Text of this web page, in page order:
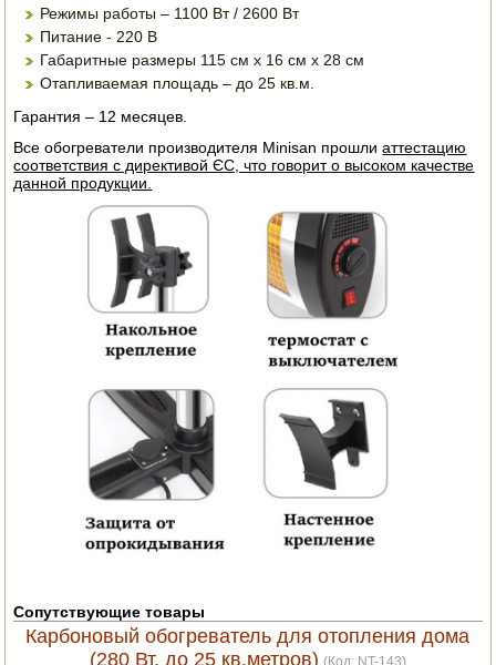
ДЛЯ ФЕРМЕРА
ОБОРУДОВАНИЕ ДЛЯ ПЧЕЛОВОДСТВА
ДОИЛЬНЫЕ АППАРАТЫ
СРЕДСТВА ОТ ВРЕДИТЕЛЕЙ
ПОСУДА ДЛЯ КУХНИ
ДУШ ДЛЯ ДАЧИ И ДОМА
МАНГАЛЫ, КОПТИЛЬНИ
ОРЕХОКОЛЫ
Режимы работы – 1100 Вт / 2600 Вт
Питание - 220 В
Габаритные размеры 115 см х 16 см х 28 см
Отапливаемая площадь – до 25 кв.м.
Гарантия – 12 месяцев.
Все обогреватели производителя Minisan прошлиаттестацию
соответствия с директивой ЄС, что говорит о высоком качестве
данной продукции.
Сопутствующие товары
Карбоновый обогреватель для отопления дома
(280 Вт, до 25 кв.метров)